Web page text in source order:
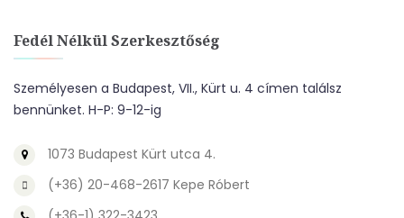
Fedél Nélkül Szerkesztőség
Személyesen a Budapest, VII., Kürt u. 4 címen találsz
bennünket. H-P: 9-12-ig
1073 Budapest Kürt utca 4.
(+36) 20-468-2617 Kepe Róbert